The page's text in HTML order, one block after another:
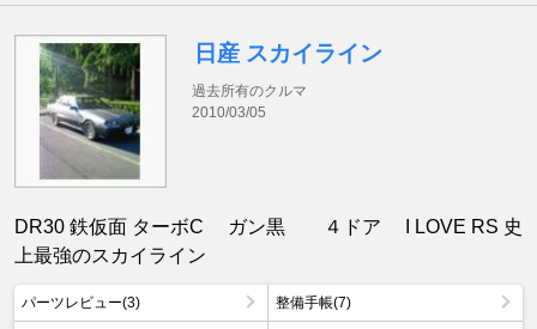
日産 スカイライン
過去所有のクルマ
2010/03/05
DR30 鉄仮面 ターボC ガン黒 ４ドア I LOVE RS 史
上最強のスカイライン
パーツレビュー(3) 整備手帳(7)